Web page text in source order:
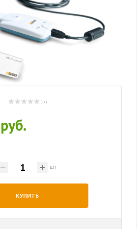
( 0 )
шт
КУПИТЬ